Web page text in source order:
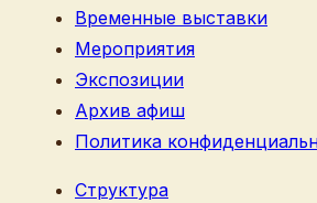
Временные выставки
Мероприятия
Экспозиции
Архив афиш
Политика
Структура